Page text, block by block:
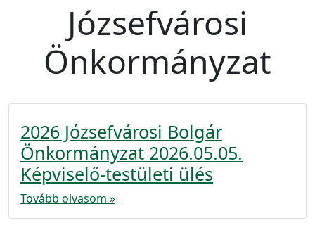
Józsefvárosi
Önkormányzat
2026 Józsefvárosi Bolgár
Önkormányzat 2026.05.05.
Képviselő-testületi ülés
Tovább olvasom »